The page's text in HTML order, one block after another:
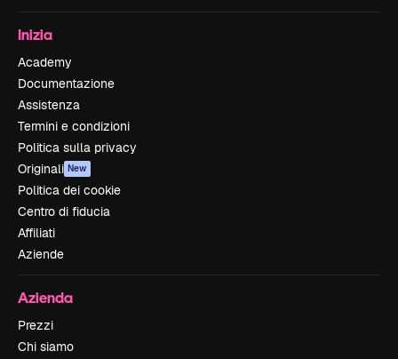
Inizia
Academy
Documentazione
Assistenza
Termini e condizioni
Politica sulla privacy
Originali New
Politica dei cookie
Centro di fiducia
Affiliati
Aziende
Azienda
Prezzi
Chi siamo